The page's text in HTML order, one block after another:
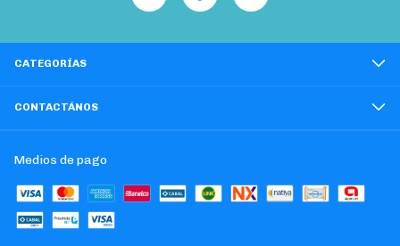
CATEGORÍAS
CONTACTÁNOS
Medios de pago